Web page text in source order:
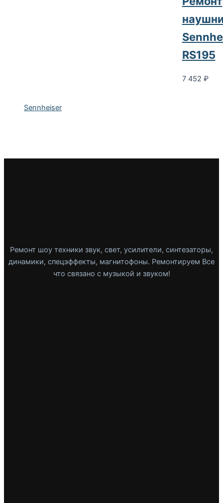
Sennheiser
RS195
7 452 ₽
Ремонт шоу техники звук, свет, усилители, синтезаторы,
динамики, спецэффекты, магнитофоны. Ремонтируем Все
что связано с музыкой и звуком!